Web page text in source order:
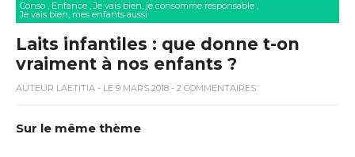
Conso , Enfance ,Je vais bien, je consomme responsable ,
Je vais bien, mes enfants aussi
Laits infantiles : que donne t-on
vraiment à nos enfants ?
AUTEUR LAETITIA - LE 9 MARS 2018 - 2 COMMENTAIRES
Sur le même thème